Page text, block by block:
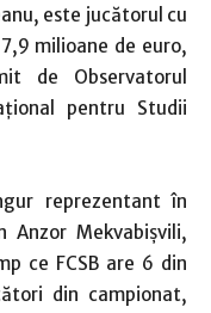
este jucătorul cu
milioane de euro,
de Observatorul
pentru Studii
reprezentant în
Anzor Mekvabișvili,
ce FCSB are 6 din
din campionat,